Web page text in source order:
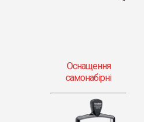
Оснащення
самонабірні